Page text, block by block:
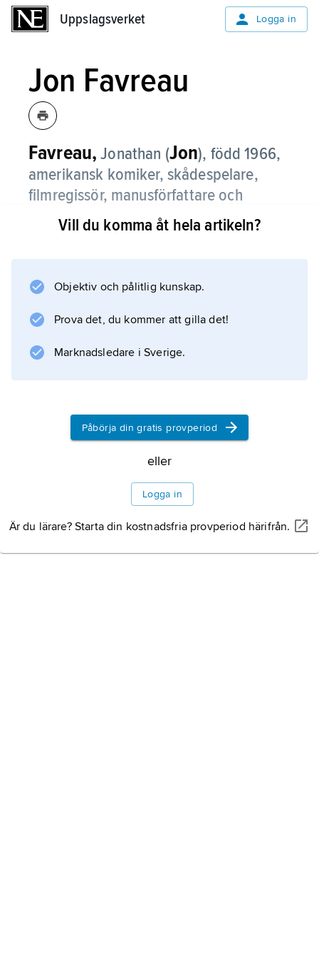
Uppslagsverket Logga in
Jon Favreau
Favreau, Jonathan (Jon), född 1966,
amerikansk komiker, skådespelare,
filmregissör, manusförfattare och
producent.
filmkarriären med biroller i bland annat ”Very
och TV-serier som ”Seinfeld” (1989–98) och
”Vänner” (1994–2004).
Information om artikeln
Vill du komma åt hela artikeln?
Objektiv och pålitlig kunskap.
Prova det, du kommer att gilla det!
Marknadsledare i Sverige.
Påbörja din gratis provperiod
eller
Logga in
Är du lärare? Starta din kostnadsfria provperiod härifrån.